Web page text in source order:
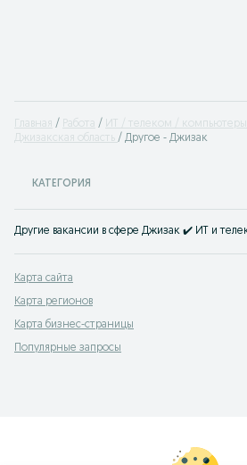
Главная Работа ИТ / телеком / компьютеры
Джизакская область
Другое - Джизак
КАТЕГОРИЯ
Карта сайта
Карта регионов
Карта бизнес-страницы
Популярные запросы